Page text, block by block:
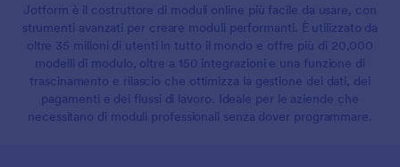
Jotform è il costruttore di moduli online più facile da usare, con
strumenti avanzati per creare moduli performanti. È utilizzato da
oltre 35 milioni di utenti in tutto il mondo e offre più di 20,000
modelli di modulo, oltre a 150 integrazioni e una funzione di
trascinamento e rilascio che ottimizza la gestione dei dati, dei
pagamenti e dei flussi di lavoro. Ideale per le aziende che
necessitano di moduli professionali senza dover programmare.